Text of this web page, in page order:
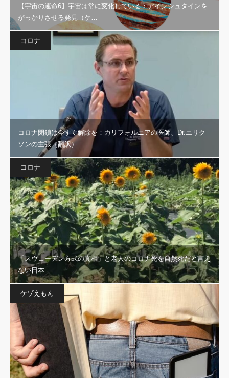
【宇宙の運命6】宇宙は常に変化している：アインシュタインを
がっかりさせる発見（ケ…
コロナ
コロナ閉鎖は今すぐ解除を：カリフォルニアの医師、Dr.エリク
ソンの主張（翻訳）
コロナ
「スウェーデン方式の真相」と老人のコロナ死を自然死だと言え
ない日本
ケゾえもん